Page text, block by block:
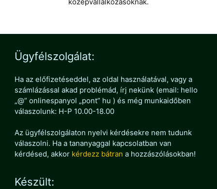
Ügyfélszolgálat:
Ha az előfizetéseddel, az oldal használatával, vagy a
számlázással akad problémád, írj nekünk (email: hello
„@” onlinespanyol „pont” hu ) és még munkaidőben
válaszolunk: H-P 10.00-18.00
Az ügyfélszolgálaton nyelvi kérdésekre nem tudunk
válaszolni. Ha a tananyaggal kapcsolatban van
kérdésed, akkor kérdezz bátran a hozzászólásokban!
Készült: